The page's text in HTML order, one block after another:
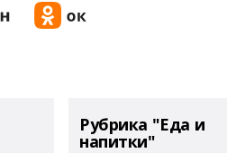
Рубрика "Еда и
напитки"